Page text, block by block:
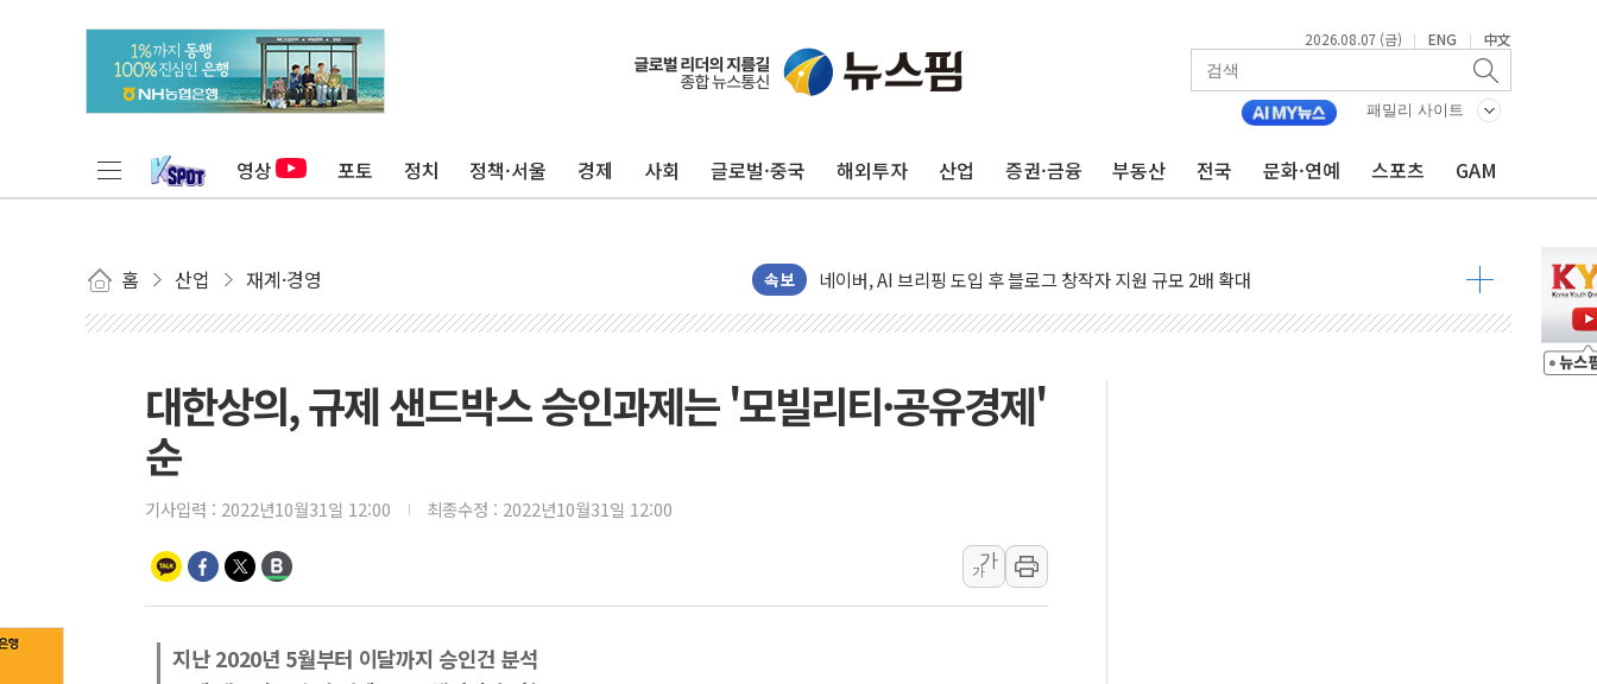
2026.08.07 (금) | ENG | 中文
패밀리 사이트
영상 포토 정치 정책·서울 경제 사회 글로벌·중국 해외투자 산업 증권·금융 부동산 전국 문화·연예 스포츠 GAM
홈 산업 재계·경영 속보
[시승기] 공간·승차감 잡은 볼보 EX90…'올 터치'는 호불호
한미 법카 제보자 "신동국과 무관…자료는 전·현직 직원으로부터 확보"
라인게임즈, '콰이어트' 테스트 참가자 3만 명 돌파
네이버, AI 브리핑 도입 후 블로그 창작자 지원 규모 2배 확대
SKT, '8월 월간 럭키 페스타' 실시...휴대폰 결제 최대 6000원 할인
KTis, 02-114로 카카오 T 택시 호출 서비스
해군1함대 '창설 80주년' 기념식...지역축제 '불금전파, 송정'과 상생
청도 문수리 야산서 산불 진화 중...진화헬기 3대 투입
'해병 순직 책임' 임성근 전 사단장 항소심도 징역 3년
대한상의, 규제 샌드박스 승인과제는 '모빌리티·공유경제'
순
기사입력 : 2022년10월31일 12:00 최종수정 : 2022년10월31일 12:00
가
가
지난 2020년 5월부터 이달까지 승인건 분석